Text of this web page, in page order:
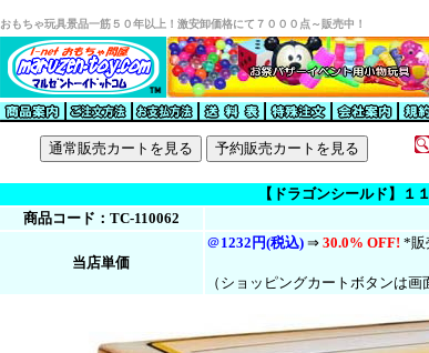
おもちゃ玩具景品一筋５０年以上！激安卸価格にて７０００点～販売中！
【ドラゴンシールド】１
商品コード：TC-110062
当店単価
＠1232円(税込) ⇒ 30.0% OFF! *販
（ショッピングカートボタンは画